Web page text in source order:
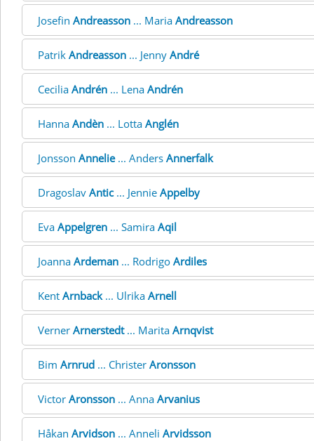
Josefin Andreasson ... Maria Andreasson
Patrik Andreasson ... Jenny André
Cecilia Andrén ... Lena Andrén
Hanna Andèn ... Lotta Anglén
Jonsson Annelie... Anders Annerfalk
Dragoslav Antic... Jennie Appelby
Eva Appelgren ... Samira Aqil
Joanna Ardeman ... Rodrigo Ardiles
Kent Arnback... Ulrika Arnell
Verner Arnerstedt... Marita Arnqvist
Bim Arnrud ... Christer Aronsson
Victor Aronsson ... Anna Arvanius
Håkan Arvidson ... Anneli Arvidsson